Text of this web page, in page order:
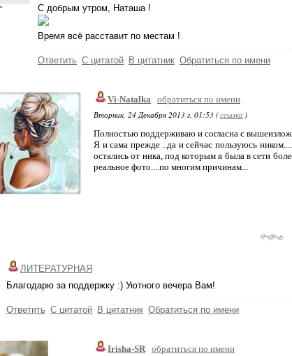
С добрым утром, Наташа !
Время всё расставит по местам !
Ответить С цитатой В цитатник Обратиться по имени
Vi-Natalka
обратиться по имени
Вторник, 24 Декабря 2013 г. 01:53 (ссылка )
Полностью поддерживаю и согласна с
Я и сама прежде ..да и сейчас пользуюсь
остались от ника, под которым я была в сети
реальное фото....по многим причинам...
ЛИТЕРАТУРНАЯ
Благодарю за поддержку :) Уютного вечера Вам!
Ответить С цитатой В цитатник Обратиться по имени
Irisha-SR обратиться по имени